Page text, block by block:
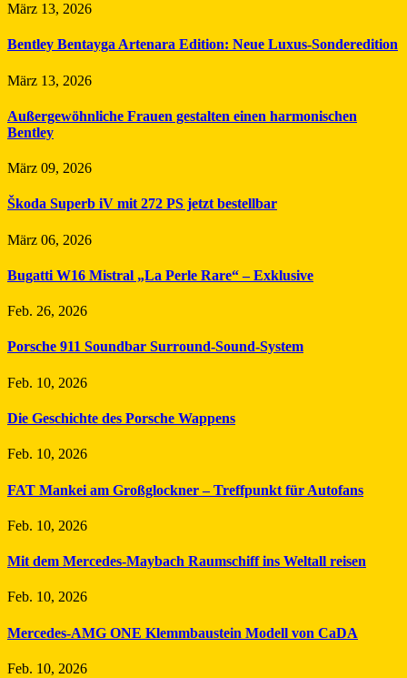
März 13, 2026
Bentley Bentayga Artenara Edition: Neue Luxus-Sonderedition
März 13, 2026
Außergewöhnliche Frauen gestalten einen harmonischen
Bentley
März 09, 2026
Škoda Superb iV mit 272 PS jetzt bestellbar
März 06, 2026
Bugatti W16 Mistral „La Perle Rare“ – Exklusive
Feb. 26, 2026
Porsche 911 Soundbar Surround-Sound-System
Feb. 10, 2026
Die Geschichte des Porsche Wappens
Feb. 10, 2026
FAT Mankei am Großglockner – Treffpunkt für Autofans
Feb. 10, 2026
Mit dem Mercedes-Maybach Raumschiff ins Weltall reisen
Feb. 10, 2026
Mercedes-AMG ONE Klemmbaustein Modell von CaDA
Feb. 10, 2026